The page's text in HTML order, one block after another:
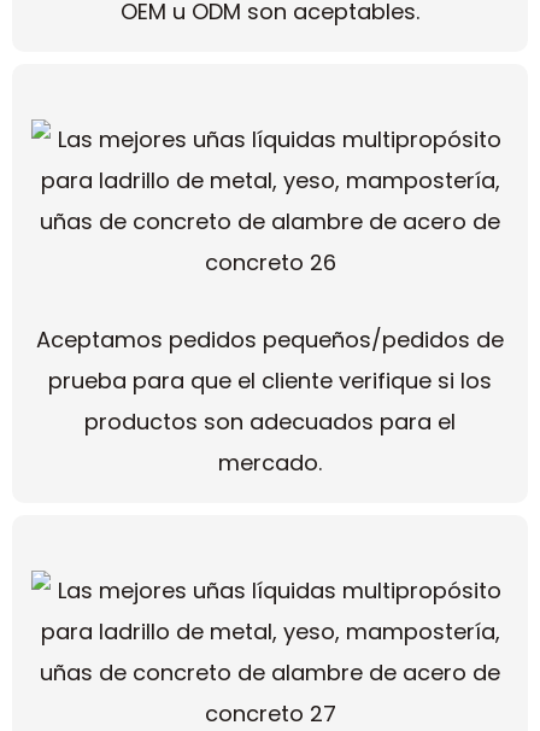
OEM u ODM son aceptables.
Aceptamos pedidos pequeños/pedidos de
prueba para que el cliente verifique si los
productos son adecuados para el
mercado.